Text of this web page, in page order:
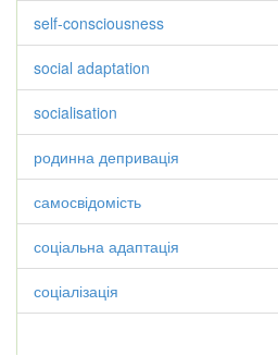
self-consciousness
social adaptation
socialisation
родинна депривація
самосвідомість
соціальна адаптація
соціалізація